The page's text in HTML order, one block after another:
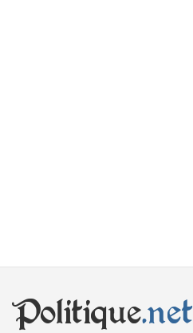
Politique.net